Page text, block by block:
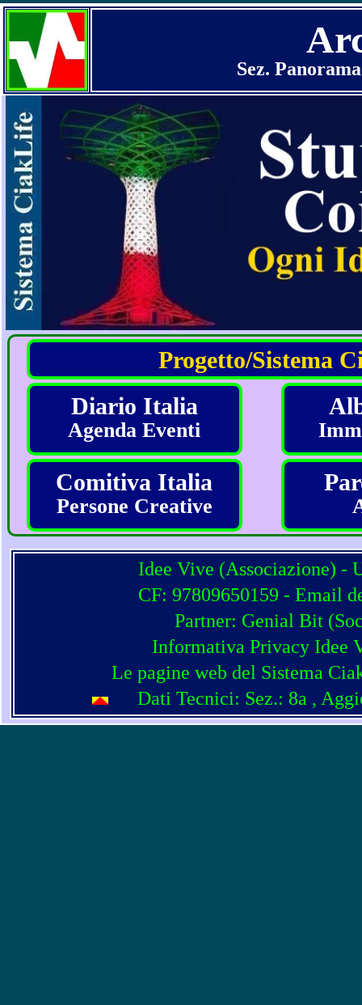
Sez.
Progetto/Sistema
Diario Italia
Agenda Eventi
Comitiva Italia
Persone Creative
Idee Vive (Associazione) -
CF: 97809650159 - Email
Partner: Genial Bit (
Informativa Privacy Idee
Le pagine web del Sistema
Dati Tecnici: Sez.: 8a ,